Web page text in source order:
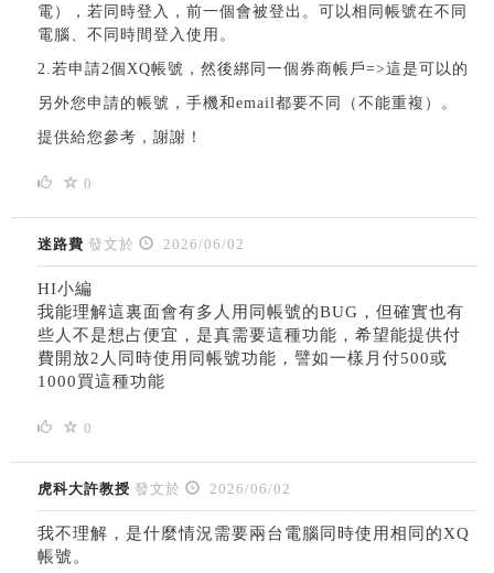
電），若同時登入，前一個會被登出。可以相同帳號在不同
電腦、不同時間登入使用。
2.若申請2個XQ帳號，然後綁同一個券商帳戶=>這是可以的
另外您申請的帳號，手機和email都要不同（不能重複）。
提供給您參考，謝謝！
0
迷路費 發文於 2026/06/02
HI小編
我能理解這裏面會有多人用同帳號的BUG，但確實也有
些人不是想占便宜，是真需要這種功能，希望能提供付
費開放2人同時使用同帳號功能，譬如一樣月付500或
1000買這種功能
0
虎科大許教授 發文於 2026/06/02
我不理解，是什麼情況需要兩台電腦同時使用相同的XQ
帳號。